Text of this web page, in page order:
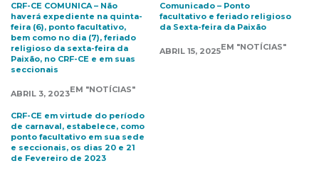
CRF-CE COMUNICA – Não
haverá expediente na quinta-
feira (6), ponto facultativo,
bem como no dia (7), feriado
religioso da sexta-feira da
Paixão, no CRF-CE e em suas
seccionais
ABRIL 3, 2023EM "NOTÍCIAS"
Comunicado – Ponto
facultativo e feriado religioso
da Sexta-feira da Paixão
ABRIL 15, 2025EM "NOTÍCIAS"
CRF-CE em virtude do período
de carnaval, estabelece, como
ponto facultativo em sua sede
e seccionais, os dias 20 e 21
de Fevereiro de 2023